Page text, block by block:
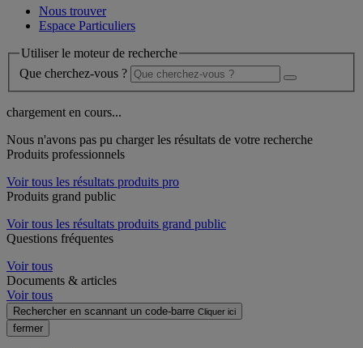
Nous trouver
Espace Particuliers
Utiliser le moteur de recherche
Que cherchez-vous ?
chargement en cours...
Nous n'avons pas pu charger les résultats de votre recherche
Produits professionnels
Voir tous les résultats produits pro
Produits grand public
Voir tous les résultats produits grand public
Questions fréquentes
Voir tous
Documents & articles
Voir tous
Rechercher en scannant un code-barre Cliquer ici
fermer